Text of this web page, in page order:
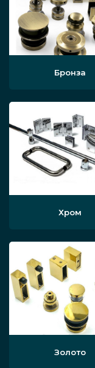
Бронза
Хром
Золото